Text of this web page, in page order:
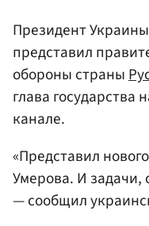
Президент
представил
обороны страны
глава государства
канале.
«Представил
Умерова. И задачи,
— сообщил